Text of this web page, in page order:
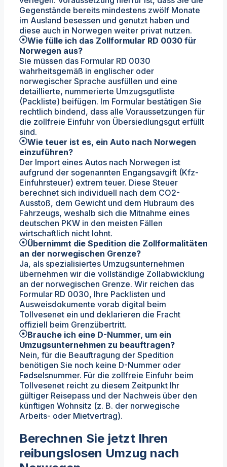
Gegenstände bereits mindestens zwölf Monate
im Ausland besessen und genutzt haben und
diese auch in Norwegen weiter privat nutzen.
Wie fülle ich das Zollformular RD 0030 für
Norwegen aus?
Sie müssen das Formular RD 0030
wahrheitsgemäß in englischer oder
norwegischer Sprache ausfüllen und eine
detaillierte, nummerierte Umzugsgutliste
(Packliste) beifügen. Im Formular bestätigen Sie
rechtlich bindend, dass alle Voraussetzungen für
die zollfreie Einfuhr von Übersiedlungsgut erfüllt
sind.
Wie teuer ist es, ein Auto nach Norwegen
einzuführen?
Der Import eines Autos nach Norwegen ist
aufgrund der sogenannten Engangsavgift (Kfz-
Einfuhrsteuer) extrem teuer. Diese Steuer
berechnet sich individuell nach dem CO2-
Ausstoß, dem Gewicht und dem Hubraum des
Fahrzeugs, weshalb sich die Mitnahme eines
deutschen PKW in den meisten Fällen
wirtschaftlich nicht lohnt.
Übernimmt die Spedition die Zollformalitäten
an der norwegischen Grenze?
Ja, als spezialisiertes Umzugsunternehmen
übernehmen wir die vollständige Zollabwicklung
an der norwegischen Grenze. Wir reichen das
Formular RD 0030, Ihre Packlisten und
Ausweisdokumente vorab digital beim
Tollvesenet ein und deklarieren die Fracht
offiziell beim Grenzübertritt.
Brauche ich eine D-Nummer, um ein
Umzugsunternehmen zu beauftragen?
Nein, für die Beauftragung der Spedition
benötigen Sie noch keine D-Nummer oder
Fødselsnummer. Für die zollfreie Einfuhr beim
Tollvesenet reicht zu diesem Zeitpunkt Ihr
gültiger Reisepass und der Nachweis über den
künftigen Wohnsitz (z. B. der norwegische
Arbeits- oder Mietvertrag).
Berechnen Sie jetzt Ihren
reibungslosen Umzug nach